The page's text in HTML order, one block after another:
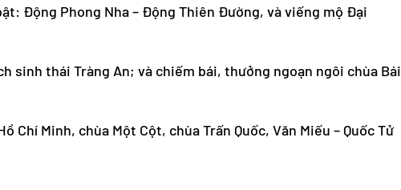
Động Phong Nha – Động Thiên Đường, và viếng mộ Đại
sinh thái Tràng An; và chiếm bái, thưởng ngoạn ngôi chùa Bái
Chí Minh, chùa Một Cột, chùa Trấn Quốc, Văn Miếu – Quốc Tử